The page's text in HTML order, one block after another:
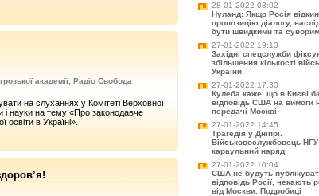
академії, Радіо Свобода
на слуханнях у Комітеті Верховної
і науки на тему «Про законодавче
в Україні».
28-01-2022 08:02
Нуланд: Якщо Росія
пропозицію діалогу,
бути швидкими та
27-01-2022 19:13
Західні спецслужби
збільшення кількості
України
27-01-2022 17:30
Кулеба каже, що в Києві
відповідь США на вимоги
передачі Москві
27-01-2022 14:45
Трагедія у Дніпрі.
Військовослужбовець НГУ
караульний наряд
27-01-2022 10:04
США не будуть
відповідь Росії, чекають
від Москви. Подробиці